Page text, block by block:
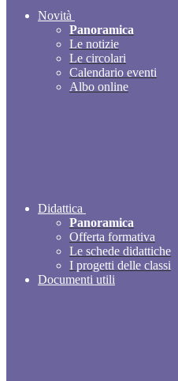
Novità
Panoramica
Le notizie
Le circolari
Calendario eventi
Albo online
Didattica
Panoramica
Offerta formativa
Le schede didattiche
I progetti delle classi
Documenti utili